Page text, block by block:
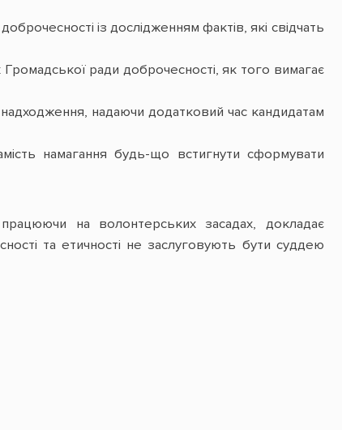
із дослідженням фактів, які свідчать
ради доброчесності, як того вимагає
надаючи додатковий час кандидатам
намагання будь-що встигнути сформувати
на волонтерських засадах, докладає
та етичності не заслуговують бути суддею